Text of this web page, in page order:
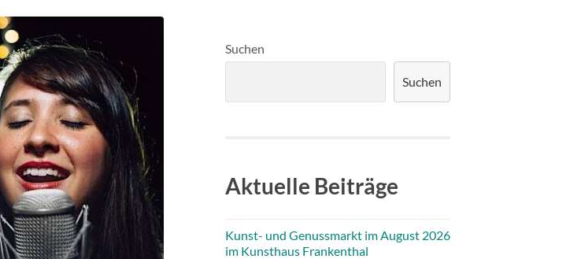
Suchen
Suchen
Aktuelle Beiträge
Kunst- und Genussmarkt im August 2026
im Kunsthaus Frankenthal